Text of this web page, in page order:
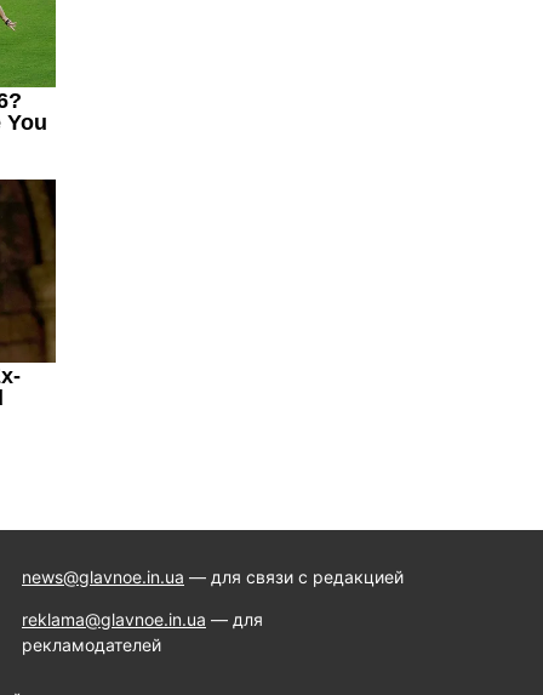
news@glavnoe.in.ua — для связи с редакцией
reklama@glavnoe.in.ua — для
рекламодателей